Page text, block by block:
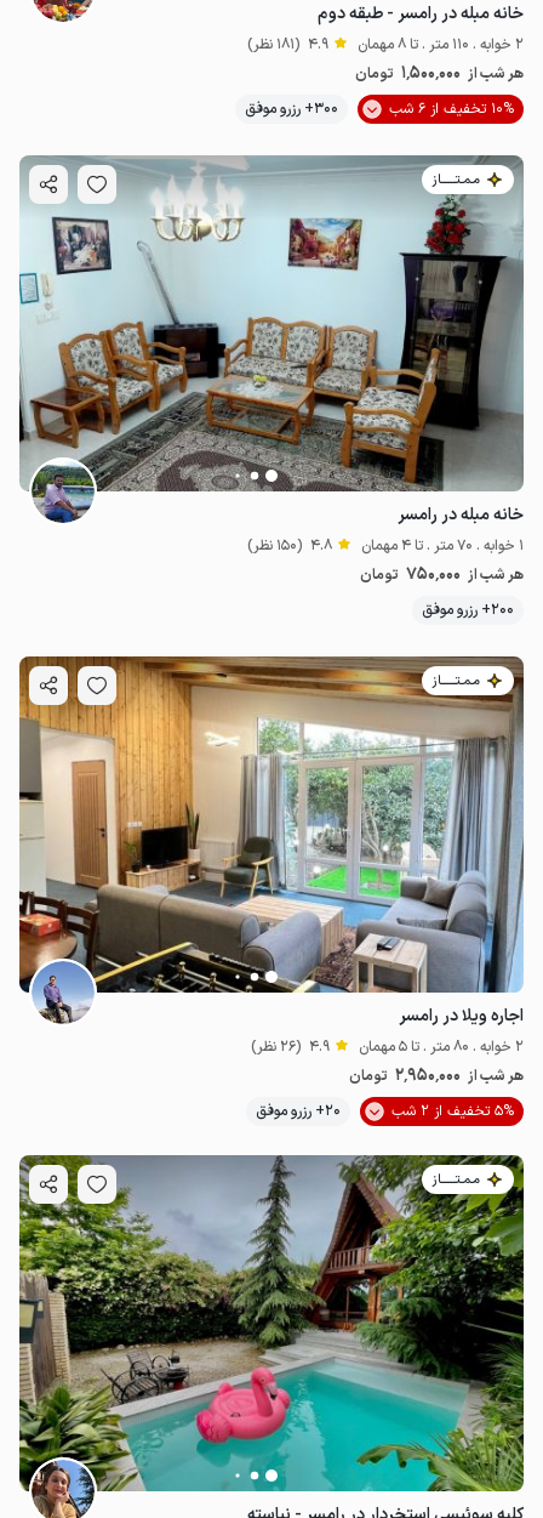
خانه مبله در رامسر - طبقه دوم
2 خوابه . 110 متر . تا 8 مهمان 4.9 (181 نظر)
هر شب از 1٬500٬000 تومان
10% تخفیف از 6 شب
300+ رزرو موفق
مـمـتــــــاز
خانه مبله در رامسر
1 خوابه . 70 متر . تا 4 مهمان 4.8 (150 نظر)
هر شب از 750٬000 تومان
200+ رزرو موفق
مـمـتــــــاز
اجاره ویلا در رامسر
2 خوابه . 80 متر . تا 5 مهمان 4.9 (26 نظر)
هر شب از 2٬950٬000 تومان
5% تخفیف از 2 شب
20+ رزرو موفق
مـمـتــــــاز